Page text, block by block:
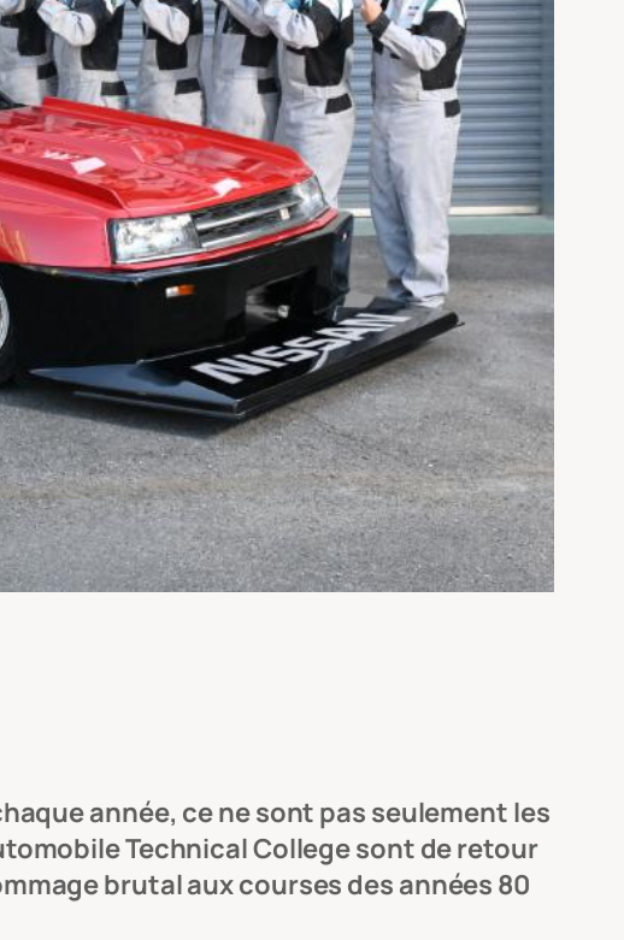
année, ce ne sont pas seulement les
Technical Collegesont de retour
brutal aux courses des années 80